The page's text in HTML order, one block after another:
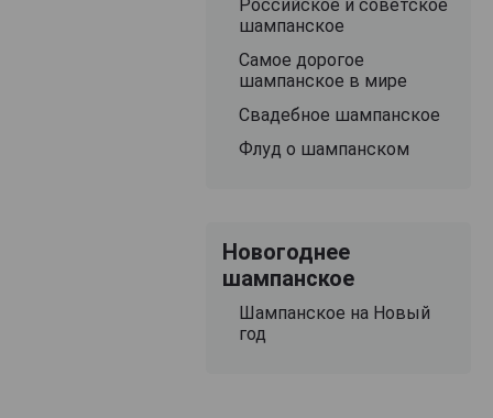
Российское и советское
шампанское
Самое дорогое
шампанское в мире
Свадебное шампанское
Флуд о шампанском
Новогоднее
шампанское
Шампанское на Новый
год